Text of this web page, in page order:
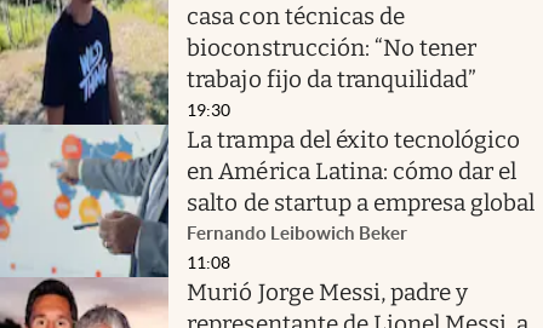
casa con técnicas de
bioconstrucción: “No tener
trabajo fijo da tranquilidad”
19:30
La trampa del éxito tecnológico
en América Latina: cómo dar el
salto de startup a empresa global
Fernando Leibowich Beker
11:08
Murió Jorge Messi, padre y